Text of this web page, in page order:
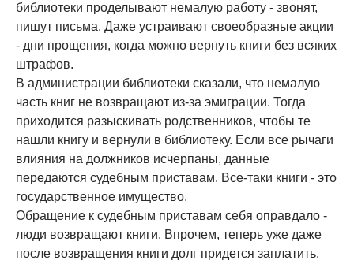
библиотеки проделывают немалую работу - звонят,
пишут письма. Даже устраивают своеобразные акции
- дни прощения, когда можно вернуть книги без всяких
штрафов.
В администрации библиотеки сказали, что немалую
часть книг не возвращают из-за эмиграции. Тогда
приходится разыскивать родственников, чтобы те
нашли книгу и вернули в библиотеку. Если все рычаги
влияния на должников исчерпаны, данные
передаются судебным приставам. Все-таки книги - это
государственное имущество.
Обращение к судебным приставам себя оправдало -
люди возвращают книги. Впрочем, теперь уже даже
после возвращения книги долг придется заплатить.